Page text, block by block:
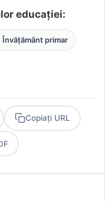
educației:
Învățământ primar
Copiați URL